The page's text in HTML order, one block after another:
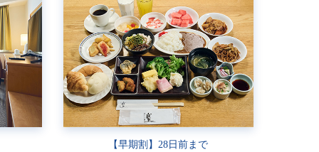
【早期割】28日前まで